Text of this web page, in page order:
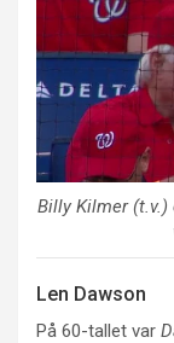
Billy Kilmer (t.v.)
Len Dawson
På 60-tallet var